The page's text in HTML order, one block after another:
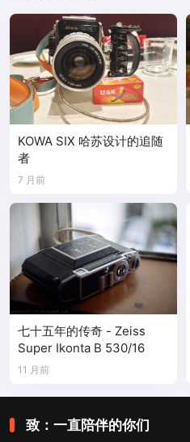
KOWA SIX 哈苏设计的追随
者
7 月前
七十五年的传奇 - Zeiss
Super Ikonta B 530/16
11 月前
致：一直陪伴的你们